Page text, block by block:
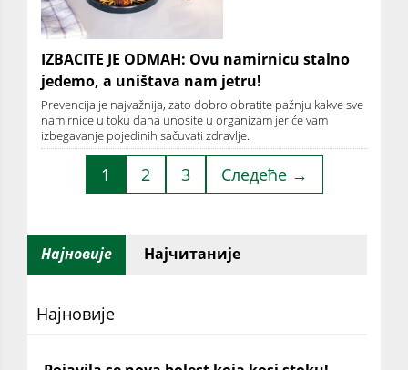
IZBACITE JE ODMAH: Ovu namirnicu stalno
jedemo, a uništava nam jetru!
Prevencija je najvažnija, zato dobro obratite pažnju kakve sve
namirnice u toku dana unosite u organizam jer će vam
izbegavanje pojedinih sačuvati zdravlje.
1 2 3 Следеће →
Најновије Најчитаније
Најновије